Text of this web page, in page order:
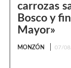
carrozas
Bosco y
Mayor»
MONZÓN 07/